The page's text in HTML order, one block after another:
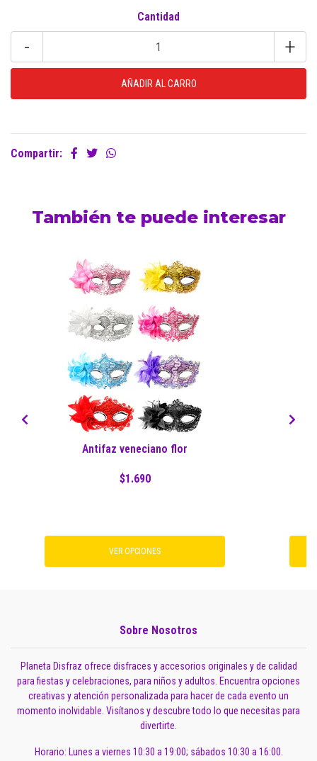
Cantidad
- +
Compartir:
También te puede interesar
Antifaz veneciano flor
$1.690
VER OPCIONES
Sobre Nosotros
Planeta Disfraz ofrece disfraces y accesorios originales y de calidad
para fiestas y celebraciones, para niños y adultos. Encuentra opciones
creativas y atención personalizada para hacer de cada evento un
momento inolvidable. Visítanos y descubre todo lo que necesitas para
divertirte.
Horario: Lunes a viernes 10:30 a 19:00; sábados 10:30 a 16:00.